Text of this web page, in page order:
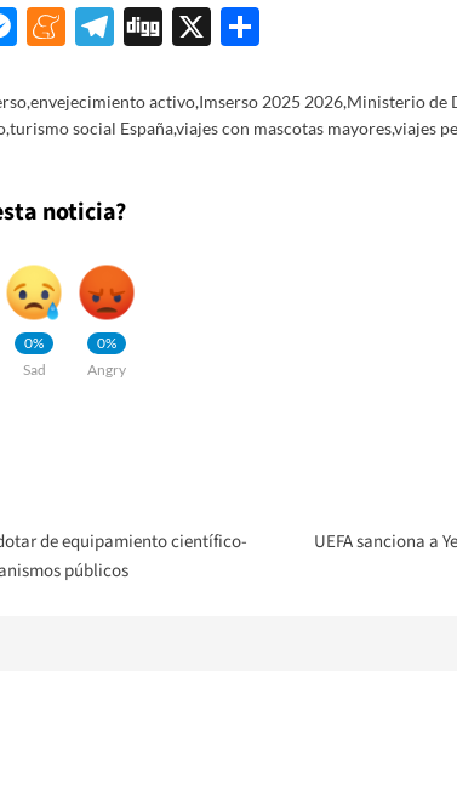
Messenger
Meneame
Telegram
Digg
X
,envejecimiento activo,Imserso 2025 2026,Ministerio de
,turismo social España,viajes con mascotas mayores,viajes
noticia?
0%
Sad
0%
Angry
de equipamiento científico-
públicos
UEFA sanciona a